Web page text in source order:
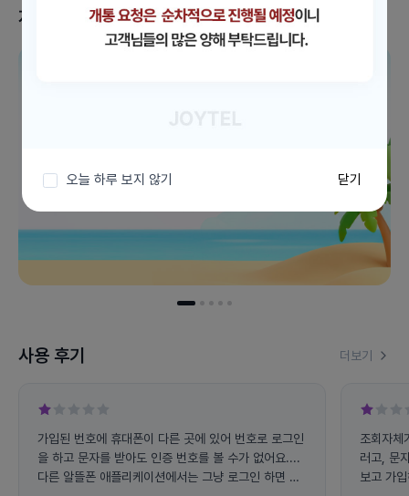
사용 후기 더보기
가입된 번호에 휴대폰이 다른 곳에 있어 번호로 로그인
을 하고 문자를 받아도 인증 번호를 볼 수가 없어요....
다른 알뜰폰 애플리케이션에서는 그냥 로그인 하면 사
조회자체
러고, 문
보고 가
지금 받을 수 있는 혜택 이벤트 더보기
오늘 하루 보지 않기 닫기